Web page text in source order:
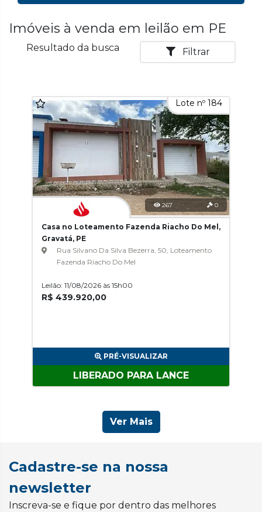
Imóveis à venda em leilão em PE
Resultado da busca Filtrar
Lote nº 184
267 0
Casa no Loteamento Fazenda Riacho Do Mel,
Gravatá, PE
Rua Silvano Da Silva Bezerra, 50, Loteamento
Fazenda Riacho Do Mel
Leilão: 11/08/2026 às 15h00
R$ 439.920,00
PRÉ-VISUALIZAR
LIBERADO PARA LANCE
Ver Mais
Cadastre-se na nossa
newsletter
Inscreva-se e fique por dentro das melhores